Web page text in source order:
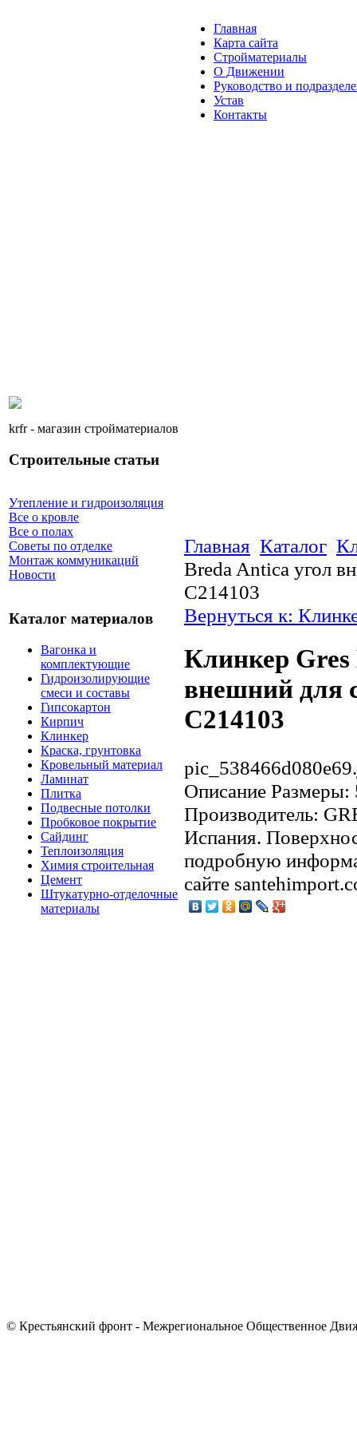
krfr - магазин стройматериалов
Строительные статьи
Утепление и гидроизоляция
Все о кровле
Все о полах
Советы по отделке
Монтаж коммуникаций
Новости
Каталог материалов
Вагонка и
комплектующие
Гидроизолирующие
смеси и составы
Гипсокартон
Кирпич
Клинкер
Краска, грунтовка
Кровельный материал
Ламинат
Плитка
Подвесные потолки
Пробковое покрытие
Сайдинг
Теплоизоляция
Химия строительная
Цемент
Штукатурно-отделочные
материалы
Главная
Карта сайта
Стройматериалы
О Движении
Руководство и
Устав
Контакты
Главная Каталог
Breda Antica угол
C214103
Вернуться к:
Клинкер Gres
внешний для
C214103
Описание
Производитель:
Испания.
подробную
сайте
© Крестьянский фронт - Межрегиональное Общественное